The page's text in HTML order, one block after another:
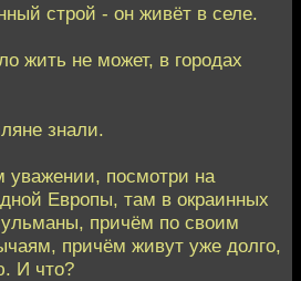
строй - он живёт в селе.
жить не может, в городах
знали.
посмотри на
Европы, там в окраинных
причём по своим
причём живут уже долго,
И что?